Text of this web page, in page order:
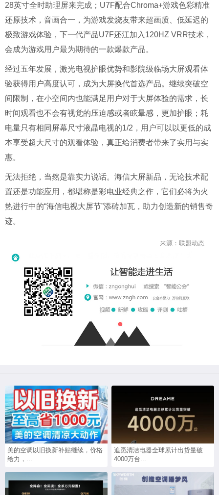
28英寸全时助理屏来完成；U7F配合Chroma+游戏色彩精准
还原技术，音画合一，为游戏发烧友带来超画质、低延迟的
极致游戏体验，下一代产品U7F还江加入120HZ VRR技术，
会成为游戏用户最为期待的一款爆款产品。
经过五年发展，激光电视护眼优势和影院级临场大屏观看体
验获得用户高度认可，成为大屏换代首选产品。继续突破空
间限制，在小空间内也能满足用户对于大屏体验的需求，长
时间观看也不会有视觉的压迫感或者眩晕感，更加护眼；耗
电量只有相同屏幕尺寸液晶电视的1/2，用户可以以更低的成
本享受超大尺寸的观看体验，真正给消费者带来了实用与实
惠。
无法拒绝，当然是靠实力说话。海信大屏新品，无论技术配
置还是功能应用，都堪称是彩电业经典之作，它们必将为火
热进行中的“海信电视大屏节”添砖加瓦，助力创造新的销售奇
迹。
来源：联盟动态
美的空调以旧换新补贴继续，价格
给力，...
追觅清洁电器全球累计出货量破
4000万台...